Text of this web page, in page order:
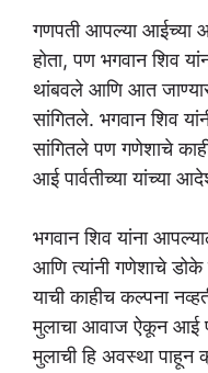
गणपती आपल्या आईच्या
होता, पण भगवान शिव
थांबवले आणि आत
सांगितले. भगवान शिव
सांगितले पण गणेशाचे
आई पार्वतीच्या यांच्या
भगवान शिव यांना
आणि त्यांनी गणेशाचे
याची काहीच कल्पना
मुलाचा आवाज ऐकून आई
मुलाची हि अवस्था पाहून